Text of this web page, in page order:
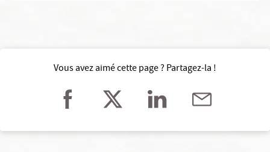
Vous avez aimé cette page ? Partagez-la !